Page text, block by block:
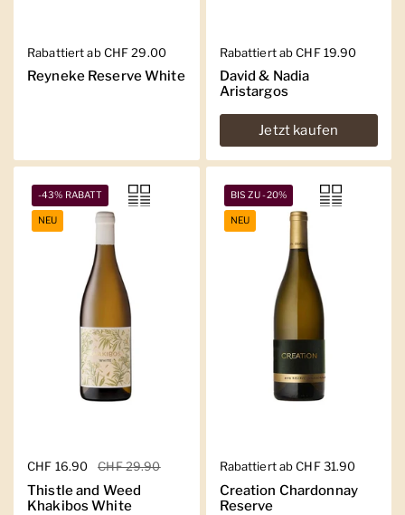
Regulärer Preis
Rabattiert ab CHF 29.00
Reyneke Reserve White
Regulärer Preis
Rabattiert ab CHF 19.90
David & Nadia
Aristargos
Jetzt kaufen
Regulärer Preis
CHF 16.90 Sale-Preis
CHF 29.90
Thistle and Weed
Khakibos White
-43% RABATT
NEU
Regulärer Preis
Rabattiert ab CHF 31.90
Creation Chardonnay
Reserve
BIS ZU -20%
NEU